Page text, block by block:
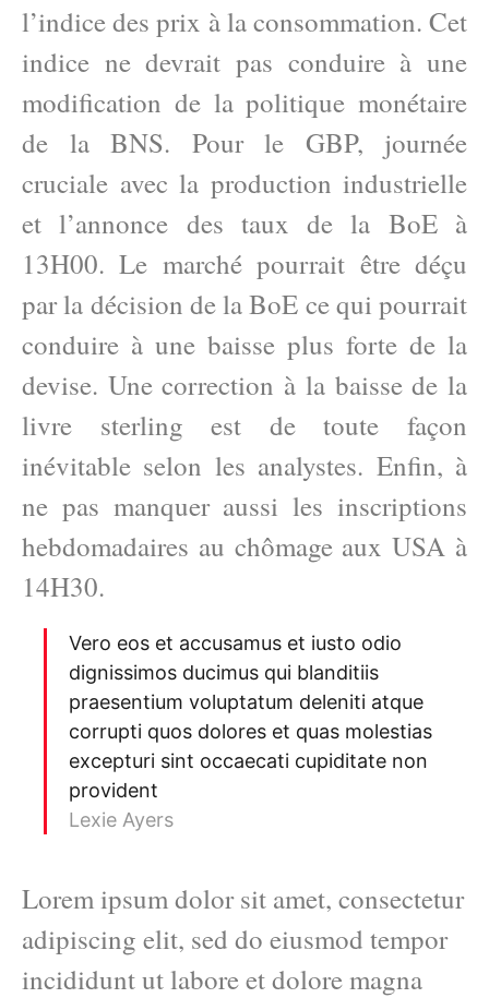
l’indice des prix à la consommation. Cet
indice ne devrait pas conduire à une
modification de la politique monétaire
de la BNS. Pour le GBP, journée
cruciale avec la production industrielle
et l’annonce des taux de la BoE à
13H00. Le marché pourrait être déçu
par la décision de la BoE ce qui pourrait
conduire à une baisse plus forte de la
devise. Une correction à la baisse de la
livre sterling est de toute façon
inévitable selon les analystes. Enfin, à
ne pas manquer aussi les inscriptions
hebdomadaires au chômage aux USA à
14H30.
Vero eos et accusamus et iusto odio
dignissimos ducimus qui blanditiis
praesentium voluptatum deleniti atque
corrupti quos dolores et quas molestias
excepturi sint occaecati cupiditate non
provident
Lexie Ayers
Lorem ipsum dolor sit amet, consectetur
adipiscing elit, sed do eiusmod tempor
incididunt ut labore et dolore magna